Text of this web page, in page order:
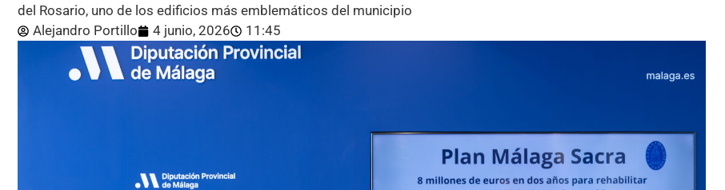
del Rosario, uno de los edificios más emblemáticos del municipio
Alejandro Portillo
4 junio, 2026 11:45